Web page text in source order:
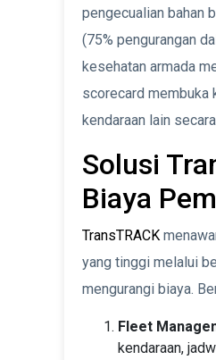
pengecualian bahan
(75% pengurangan
kesehatan armada
scorecard membuka
kendaraan lain
Solusi
Biaya
TransTRACK
yang tinggi melalui
mengurangi biaya.
Fleet
kendaraan,